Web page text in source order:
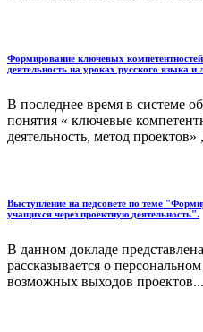
Формирование ключевых
деятельность на уроках русского языка и
В последнее время в системе
понятия « ключевые
деятельность, метод
Выступление на педсовете по теме
учащихся через проектную деятельность".
В данном докладе
рассказывается о
возможных выходов